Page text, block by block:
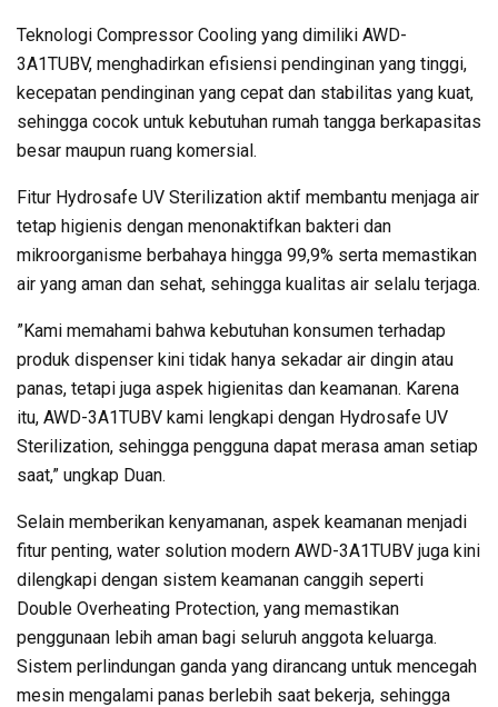
Teknologi Compressor Cooling yang dimiliki AWD-
3A1TUBV, menghadirkan efisiensi pendinginan yang tinggi,
kecepatan pendinginan yang cepat dan stabilitas yang kuat,
sehingga cocok untuk kebutuhan rumah tangga berkapasitas
besar maupun ruang komersial.
Fitur Hydrosafe UV Sterilization aktif membantu menjaga air
tetap higienis dengan menonaktifkan bakteri dan
mikroorganisme berbahaya hingga 99,9% serta memastikan
air yang aman dan sehat, sehingga kualitas air selalu terjaga.
”Kami memahami bahwa kebutuhan konsumen terhadap
produk dispenser kini tidak hanya sekadar air dingin atau
panas, tetapi juga aspek higienitas dan keamanan. Karena
itu, AWD-3A1TUBV kami lengkapi dengan Hydrosafe UV
Sterilization, sehingga pengguna dapat merasa aman setiap
saat,” ungkap Duan.
Selain memberikan kenyamanan, aspek keamanan menjadi
fitur penting, water solution modern AWD-3A1TUBV juga kini
dilengkapi dengan sistem keamanan canggih seperti
Double Overheating Protection, yang memastikan
penggunaan lebih aman bagi seluruh anggota keluarga.
Sistem perlindungan ganda yang dirancang untuk mencegah
mesin mengalami panas berlebih saat bekerja, sehingga